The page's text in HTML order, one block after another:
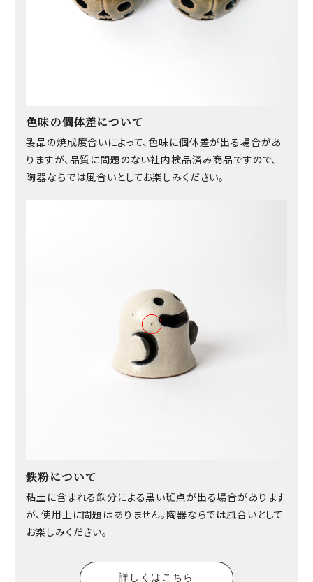
色味の個体差について
製品の焼成度合いによって、色味に個体差が出る場合があ
りますが、品質に問題のない社内検品済み商品ですので、
陶器ならでは風合いとしてお楽しみください。
鉄粉について
粘土に含まれる鉄分による黒い斑点が出る場合があります
が、使用上に問題はありません。陶器ならでは風合いとして
お楽しみください。
詳しくはこちら